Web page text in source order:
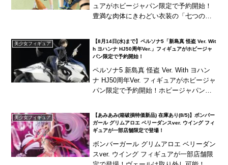
ュアがホビージャパン限定で予約開始！
豊満な肉体にきわどい衣装の「七つの美
光ギミ...
美少女フィギュア
【8月14日(水)まで】ペルソナ5「新島真 怪盗 Ver. Wit
h ヨハンナ HJ50周年Ver.」フィギュアがホビージャ
パン限定で予約開始！
ペルソナ5 新島真 怪盗 Ver. With ヨハン
ナ HJ50周年Ver. フィギュアがホビージャ
パン限定で予約開始！ホビージャパン限
美少女フィギュア
【あみあみ(箱破損特価新品) 在庫あり(8/5)】ボンバー
ガール グリムアロエ ベリーダンスver. ウイング フィ
ギュアが一部店舗限定で登場！
ボンバーガール グリムアロエ ベリーダン
スver. ウイング フィギュアが一部店舗限